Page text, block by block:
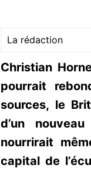
La rédaction
Christian
pourrait
sources, le
d’un
nourrirait
capital de